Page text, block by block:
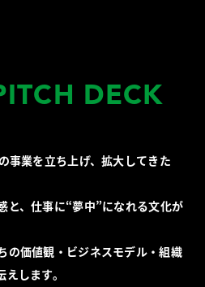
DECK
事業を立ち上げ、拡大してきた
と、仕事に“夢中”になれる文化が
の価値観・ビジネスモデル・組織
します。